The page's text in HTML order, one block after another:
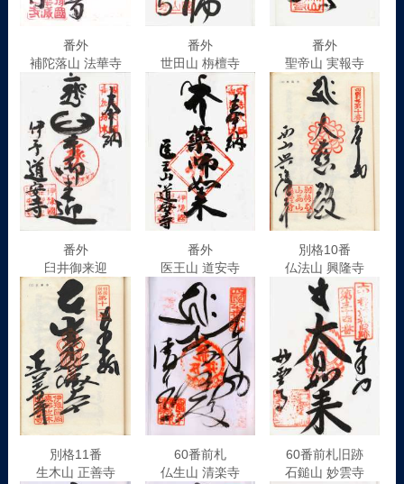
番外
補陀落山 法華寺
番外
世田山 栴檀寺
番外
聖帝山 実報寺
番外
臼井御来迎
番外
医王山 道安寺
別格10番
仏法山 興隆寺
別格11番
生木山 正善寺
60番前札
仏生山 清楽寺
60番前札旧跡
石鎚山 妙雲寺